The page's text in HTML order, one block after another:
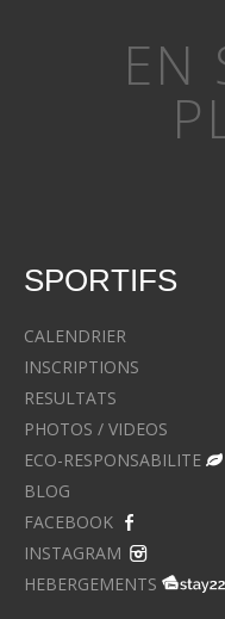
EN
SPORTIFS
CALENDRIER
INSCRIPTIONS
RESULTATS
PHOTOS / VIDEOS
ECO-RESPONSABILITE
BLOG
FACEBOOK
INSTAGRAM
HEBERGEMENTS